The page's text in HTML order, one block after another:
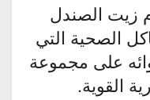
زيت الصندل
الصحية التي
على مجموعة
القوية.